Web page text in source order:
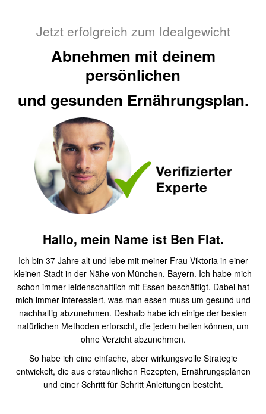
Jetzt erfolgreich zum Idealgewicht
Abnehmen mit deinem
persönlichen
und gesunden Ernährungsplan.
Hallo, mein Name ist Ben Flat.
Ich bin 37 Jahre alt und lebe mit meiner Frau Viktoria in einer
kleinen Stadt in der Nähe von München, Bayern. Ich habe mich
schon immer leidenschaftlich mit Essen beschäftigt. Dabei hat
mich immer interessiert, was man essen muss um gesund und
nachhaltig abzunehmen. Deshalb habe ich einige der besten
natürlichen Methoden erforscht, die jedem helfen können, um
ohne Verzicht abzunehmen.
So habe ich eine einfache, aber wirkungsvolle Strategie
entwickelt, die aus erstaunlichen Rezepten, Ernährungsplänen
und einer Schritt für Schritt Anleitungen besteht.